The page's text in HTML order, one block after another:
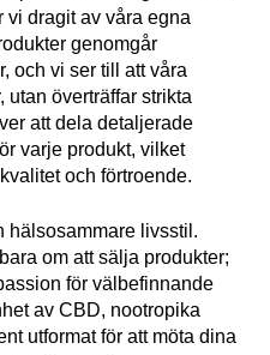
vi dragit av våra egna
genomgår
och vi ser till att våra
utan överträffar strikta
att dela detaljerade
varje produkt, vilket
och förtroende.
hälsosammare livsstil.
om att sälja produkter;
för välbefinnande
av CBD, nootropika
utformat för att möta dina